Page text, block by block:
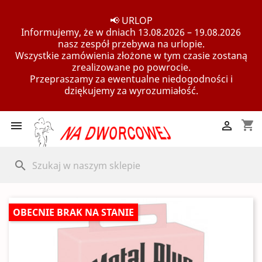
📢 URLOP
Informujemy, że w dniach 13.08.2026 – 19.08.2026
nasz zespół przebywa na urlopie.
Wszystkie zamówienia złożone w tym czasie zostaną
zrealizowane po powrocie.
Przepraszamy za ewentualne niedogodności i
dziękujemy za wyrozumiałość.
 shopping_cart

search
OBECNIE BRAK NA STANIE